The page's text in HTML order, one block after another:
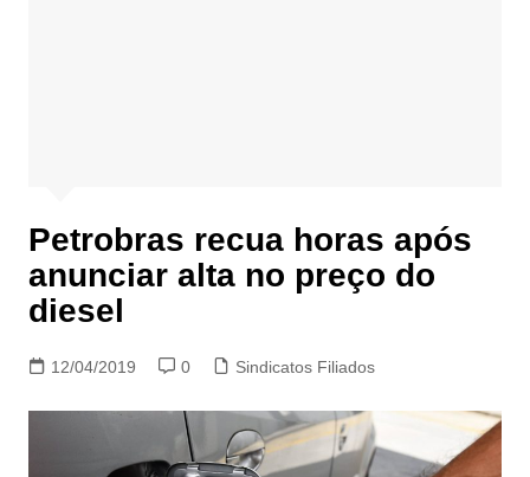
Petrobras recua horas após
anunciar alta no preço do
diesel
12/04/2019 0 Sindicatos Filiados